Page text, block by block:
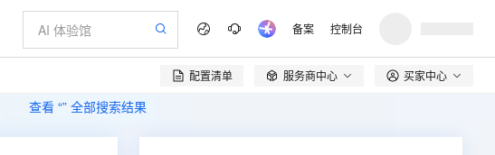
了解阿里云
查看 “” 全部搜索结果
备案 控制台
配置清单  服务商中心 买家中心